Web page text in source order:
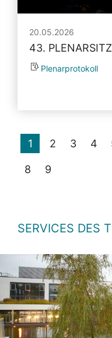
20.05.2026
43.
Plenarprotokoll
1 2 3 4
8 9
SERVICES DES